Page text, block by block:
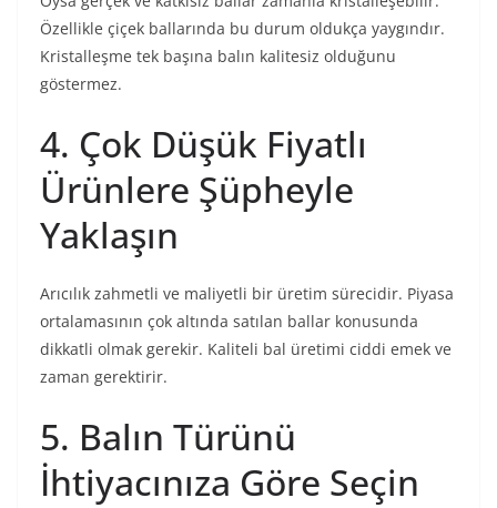
Özellikle çiçek ballarında bu durum oldukça yaygındır.
Kristalleşme tek başına balın kalitesiz olduğunu
göstermez.
4. Çok Düşük Fiyatlı
Ürünlere Şüpheyle
Yaklaşın
Arıcılık zahmetli ve maliyetli bir üretim sürecidir. Piyasa
ortalamasının çok altında satılan ballar konusunda
dikkatli olmak gerekir. Kaliteli bal üretimi ciddi emek ve
zaman gerektirir.
5. Balın Türünü
İhtiyacınıza Göre Seçin